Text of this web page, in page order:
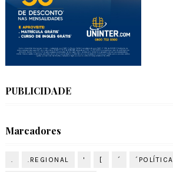
PUBLICIDADE
Marcadores
. .REGIONAL ' [ ´ ´POLÍTICA